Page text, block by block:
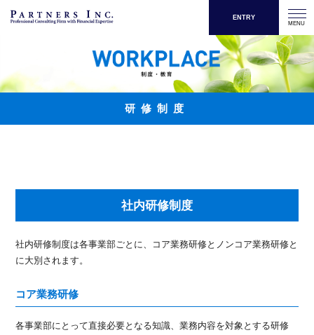
ENTRY
研修制度
社内研修制度
社内研修制度は各事業部ごとに、コア業務研修とノンコア業務研修と
に大別されます。
コア業務研修
各事業部にとって直接必要となる知識、業務内容を対象とする研修
MENU